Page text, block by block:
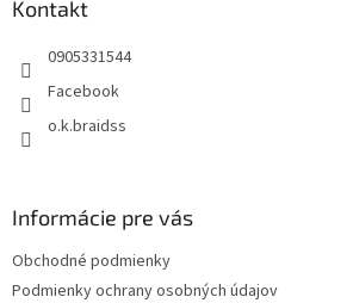
Kontakt
0905331544
Facebook
o.k.braidss
Informácie pre vás
Obchodné podmienky
Podmienky ochrany osobných údajov